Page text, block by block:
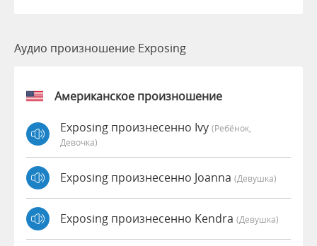
Аудио произношение Exposing
Американское произношение
Exposing произнесенно Ivy (Ребёнок,
Девочка)
Exposing произнесенно Joanna (девушка)
Exposing произнесенно Kendra (девушка)